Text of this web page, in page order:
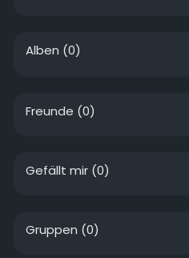
Alben (0)
Freunde (0)
Gefällt mir (0)
Gruppen (0)